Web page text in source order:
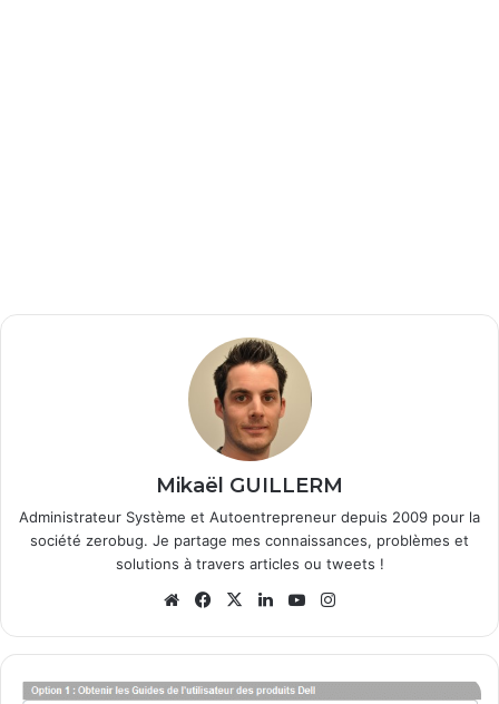
Mikaël GUILLERM
Administrateur Système et Autoentrepreneur depuis 2009 pour la
société zerobug. Je partage mes connaissances, problèmes et
solutions à travers articles ou tweets !
We
te
Fa
bo
ok
X
Lin
din
Yo
ub
e
ra
m